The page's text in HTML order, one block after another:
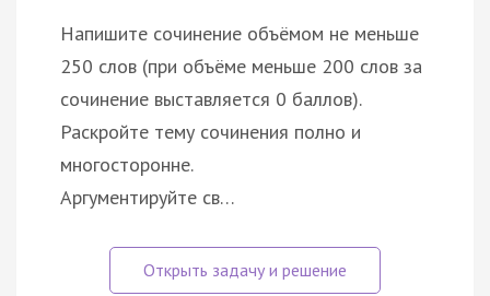
Напишите сочинение объёмом не меньше
250 слов (при объёме меньше 200 слов за
сочинение выставляется 0 баллов).
Раскройте тему сочинения полно и
многосторонне.
Аргументируйте св…